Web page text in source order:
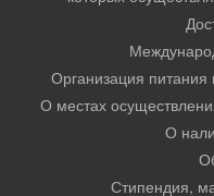
Организация питания
О местах
О
Стипендия,